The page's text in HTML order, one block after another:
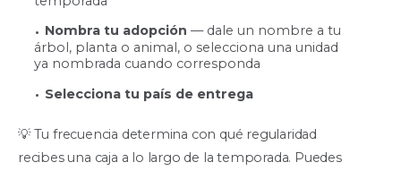
Nombra tu adopción — dale un nombre a tu
árbol, planta o animal, o selecciona una unidad
ya nombrada cuando corresponda
Selecciona tu país de entrega
💡 Tu frecuencia determina con qué regularidad
recibes una caja a lo largo de la temporada. Puedes